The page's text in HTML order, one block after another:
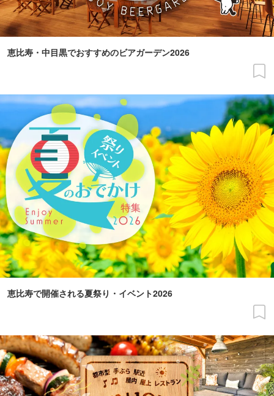
恵比寿・中目黒でおすすめのビアガーデン2026
恵比寿で開催される夏祭り・イベント2026